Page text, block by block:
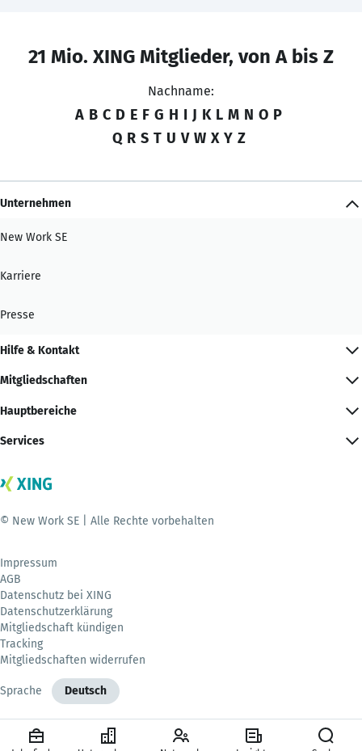
21 Mio. XING Mitglieder, von A bis Z
Nachname:
A B C D E F G H I J K L M N O P
Q R S T U V W X Y Z
Unternehmen
New Work SE
Karriere
Presse
Hilfe & Kontakt
Mitgliedschaften
Hauptbereiche
Services
© New Work SE | Alle Rechte vorbehalten
Impressum
AGB
Datenschutz bei XING
Datenschutzerklärung
Mitgliedschaft kündigen
Tracking
Mitgliedschaften widerrufen
Sprache Deutsch